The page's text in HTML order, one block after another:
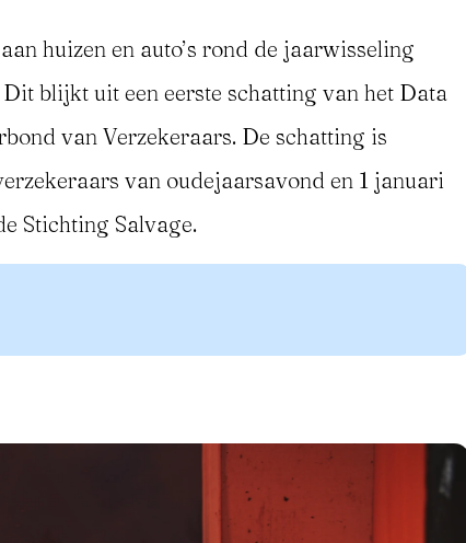
huizen en auto’s rond de jaarwisseling
blijkt uit een eerste schatting van het Data
van Verzekeraars. De schatting is
van oudejaarsavond en 1 januari
Stichting Salvage.